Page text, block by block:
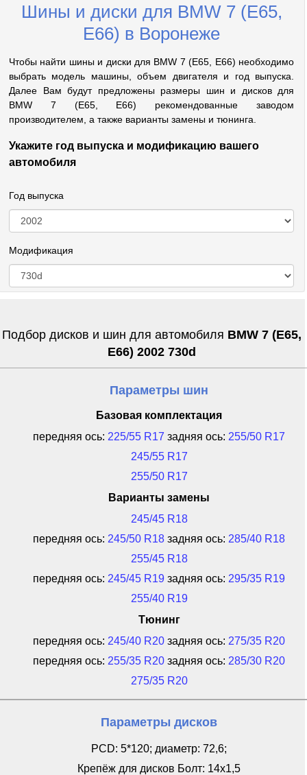
Шины и диски для BMW 7 (E65,
E66) в Воронеже
Чтобы найти шины и диски для BMW 7 (E65, E66) необходимо
выбрать модель машины, объем двигателя и год выпуска.
Далее Вам будут предложены размеры шин и дисков для
BMW 7 (E65, E66) рекомендованные заводом
производителем, а также варианты замены и тюнинга.
Укажите год выпуска и модификацию вашего
автомобиля
Год выпуска
Модификация
Подбор дисков и шин для автомобиля BMW 7 (E65,
E66) 2002 730d
Параметры шин
Базовая комплектация
передняя ось: 225/55 R17 задняя ось: 255/50 R17
245/55 R17
255/50 R17
Варианты замены
245/45 R18
передняя ось: 245/50 R18 задняя ось: 285/40 R18
255/45 R18
передняя ось: 245/45 R19 задняя ось: 295/35 R19
255/40 R19
Тюнинг
передняя ось: 245/40 R20 задняя ось: 275/35 R20
передняя ось: 255/35 R20 задняя ось: 285/30 R20
275/35 R20
Параметры дисков
PCD: 5*120; диаметр: 72,6;
Крепёж для дисков Болт: 14x1,5